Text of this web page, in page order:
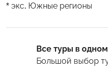
* экс. Южные регионы
Все туры в
Большой выбор